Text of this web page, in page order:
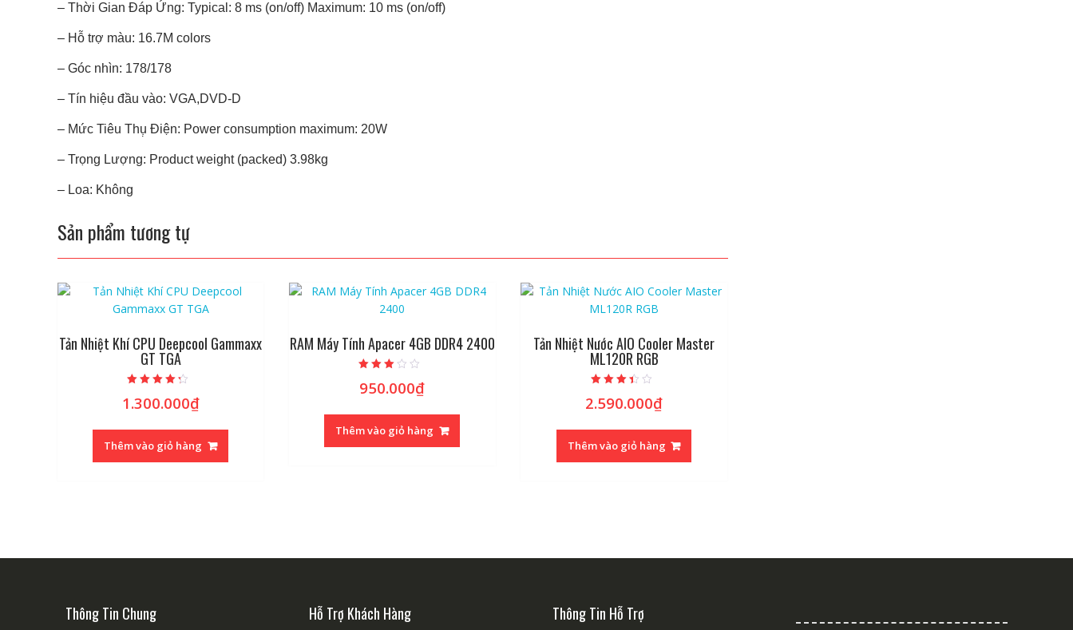
– Thời Gian Đáp Ứng: Typical: 8 ms (on/off) Maximum: 10 ms (on/off)
– Hỗ trợ màu: 16.7M colors
– Góc nhìn: 178/178
– Tín hiệu đầu vào: VGA,DVD-D
– Mức Tiêu Thụ̣ Điện: Power consumption maximum: 20W
– Trọng Lượng: Product weight (packed) 3.98kg
– Loa: Không
Sản phẩm tương tự
Tản Nhiệt Khí CPU Deepcool Gammaxx
GT TGA
hạng
4.00
1.300.000₫
Thêm vào giỏ hàng
RAM Máy Tính Apacer 4GB DDR4 2400
xếp
hạng
5 sao
950.000₫
Thêm vào giỏ hàng
Tản Nhiệt Nước AIO Cooler Master
ML120R RGB
hạng
3.20
2.590.000₫
Thêm vào giỏ hàng
Thông Tin Chung Hỗ Trợ Khách Hàng Thông Tin Hỗ Trợ